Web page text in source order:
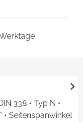
338 • Typ N •
• Seitenspanwinkel